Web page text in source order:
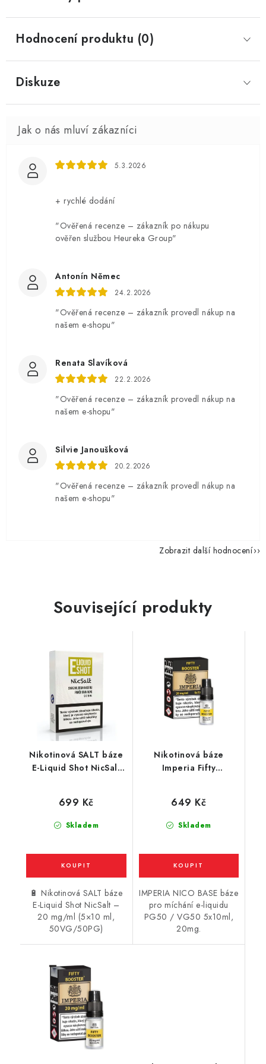
Hodnocení produktu (0)
Diskuze
5.3.2026
+ rychlé dodání
"Ověřená recenze – zákazník po nákupu
ověřen službou Heureka Group"
Antonín Němec
24.2.2026
"Ověřená recenze – zákazník provedl nákup na
našem e-shopu"
Renata Slavíková
22.2.2026
"Ověřená recenze – zákazník provedl nákup na
našem e-shopu"
Silvie Janoušková
20.2.2026
"Ověřená recenze – zákazník provedl nákup na
našem e-shopu"
Zobrazit další hodnocení
Související produkty
Nikotinová SALT báze
E-Liquid Shot NicSalt
Skladem
699 Kč
🔋 Nikotinová SALT báze
E-Liquid Shot NicSalt –
20 mg/ml (5×10 ml,
50VG/50PG)
Nikotinová báze
Imperia Fifty
Skladem
649 Kč
IMPERIA NICO BASE báze
pro míchání e-liquidu
PG50 / VG50 5x10ml,
20mg.